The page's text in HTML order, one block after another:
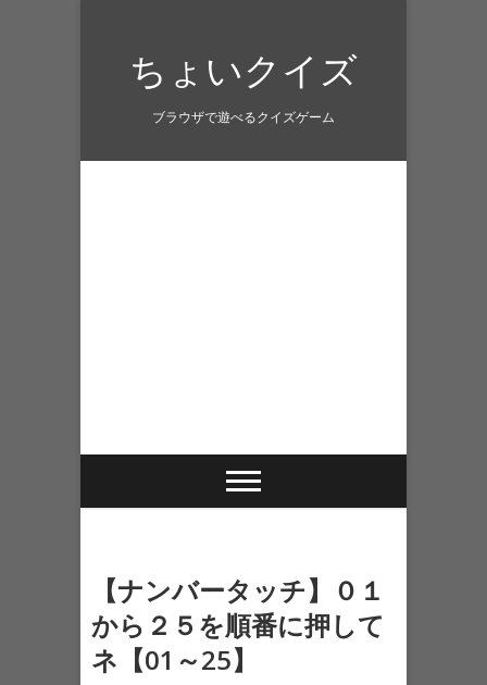
ちょいクイズ
ブラウザで遊べるクイズゲーム
【ナンバータッチ】０１
から２５を順番に押して
ネ【01～25】